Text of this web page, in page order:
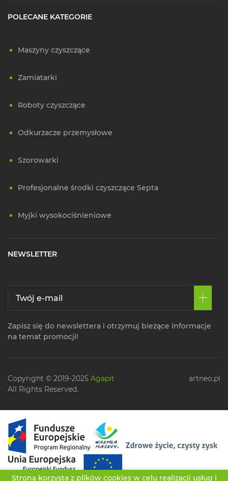
Strona korzysta z plików cookies w celu realizacji usług i
POLECANE KATEGORIE
Maszyny czyszczące
Zamiatarki
Roboty czyszczące
Odkurzacze przemysłowe
Szorowarki
Profesjonalne środki czyszczące Septa
Myjki wysokociśnieniowe
NEWSLETTER
Zapisz się do newslettera i otrzymuj bieżące informacje
na temat promocji!
Copyright © 2019-2025 Agapit
All Rights Reserved.
artneo.pl